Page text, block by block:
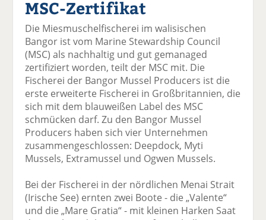
uf
F
ac
e
b
o
o
k
te
il
e
wi
tt
er
n
uf
Li
n
e
di
il
n
E
l
v
MSC-Zertifikat
Die Miesmuschelfischerei im walisischen
Bangor ist vom Marine Stewardship Council
(MSC) als nachhaltig und gut gemanaged
zertifiziert worden, teilt der MSC mit. Die
Fischerei der Bangor Mussel Producers ist die
erste erweiterte Fischerei in Großbritannien, die
sich mit dem blauweißen Label des MSC
schmücken darf. Zu den Bangor Mussel
Producers haben sich vier Unternehmen
zusammengeschlossen: Deepdock, Myti
Mussels, Extramussel und Ogwen Mussels.
Bei der Fischerei in der nördlichen Menai Strait
(Irische See) ernten zwei Boote - die „Valente“
und die „Mare Gratia“ - mit kleinen Harken Saat